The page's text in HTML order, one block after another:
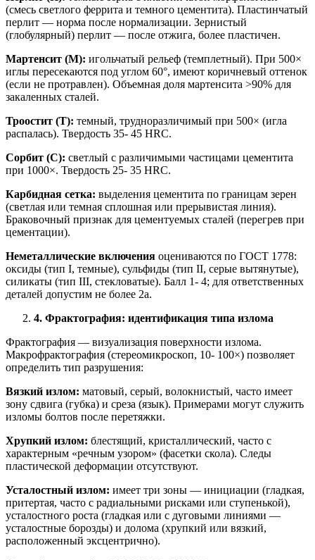
(смесь светлого феррита и темного цементита). Пластинчатый
перлит — норма после нормализации. Зернистый
(глобулярный) перлит — после отжига, более пластичен.
Мартенсит (М): игольчатый рельеф (темплетный). При 500×
иглы пересекаются под углом 60°, имеют коричневый оттенок
(если не протравлен). Объемная доля мартенсита >90% для
закаленных сталей.
Троостит (Т): темный, трудноразличимый при 500× (игла
распалась). Твердость 35- 45 HRC.
Сорбит (С): светлый с различимыми частицами цементита
при 1000×. Твердость 25- 35 HRC.
Карбидная сетка: выделения цементита по границам зерен
(светлая или темная сплошная или прерывистая линия).
Браковочный признак для цементуемых сталей (перегрев при
цементации).
Неметаллические включения оцениваются по ГОСТ 1778:
оксиды (тип I, темные), сульфиды (тип II, серые вытянутые),
силикаты (тип III, стекловатые). Балл 1- 4; для ответственных
деталей допустим не более 2а.
4. Фрактография: идентификация типа излома
Фрактография — визуализация поверхности излома.
Макрофрактография (стереомикроскоп, 10- 100×) позволяет
определить тип разрушения:
Вязкий излом: матовый, серый, волокнистый, часто имеет
зону сдвига (губка) и среза (язык). Примерами могут служить
изломы болтов после перетяжки.
Хрупкий излом: блестящий, кристаллический, часто с
характерным «речным узором» (фасетки скола). Следы
пластической деформации отсутствуют.
Усталостный излом: имеет три зоны — инициации (гладкая,
притертая, часто с радиальными рисками или ступенькой),
усталостного роста (гладкая или с дуговыми линиями —
усталостные борозды) и долома (хрупкий или вязкий,
расположенный эксцентрично).